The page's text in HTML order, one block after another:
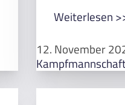
Weiterlesen
12. November